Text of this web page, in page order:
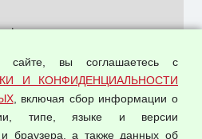
персональных данных
сайте, вы соглашаетесь с
И КОНФИДЕНЦИАЛЬНОСТИ
, включая сбор информации о
типе, языке и версии
браузера, а также данных об